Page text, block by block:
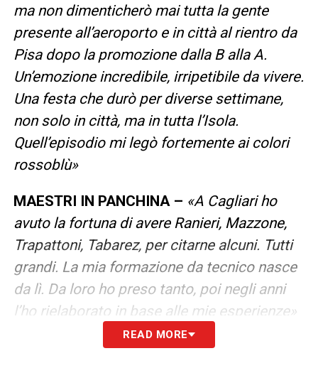
ma non dimenticherò mai tutta la gente
presente all’aeroporto e in città al rientro da
Pisa dopo la promozione dalla B alla A.
Un’emozione incredibile, irripetibile da vivere.
Una festa che durò per diverse settimane,
non solo in città, ma in tutta l’Isola.
Quell’episodio mi legò fortemente ai colori
rossoblù»
MAESTRI IN PANCHINA – «A Cagliari ho
avuto la fortuna di avere Ranieri, Mazzone,
Trapattoni, Tabarez, per citarne alcuni. Tutti
grandi. La mia formazione da tecnico nasce
da lì. Da loro ho preso tanto, poi negli anni
l’ho rielaborato in base alle mie esperienze»
IL CAGLIARI OGGI –«Come quello degli
READ MORE